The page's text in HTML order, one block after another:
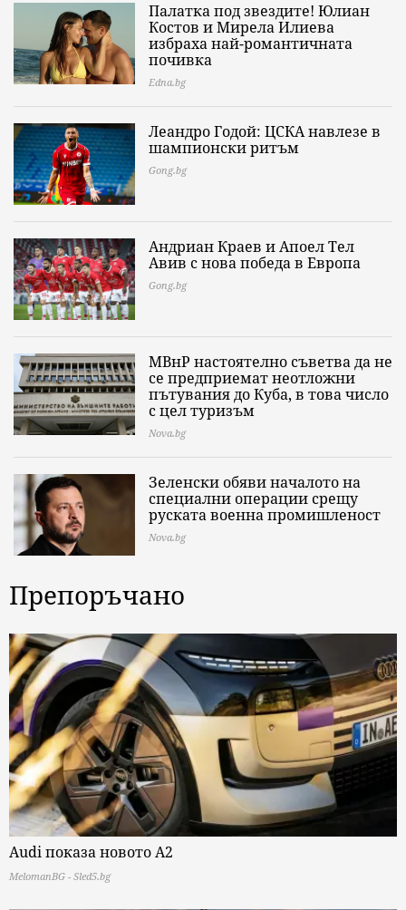
Палатка под звездите! Юлиан
Костов и Мирела Илиева
избраха най-романтичната
почивка
Edna.bg
Леандро Годой: ЦСКА навлезе в
шампионски ритъм
Gong.bg
Андриан Краев и Апоел Тел
Авив с нова победа в Европа
Gong.bg
МВнР настоятелно съветва да не
се предприемат неотложни
пътувания до Куба, в това число
с цел туризъм
Nova.bg
Зеленски обяви началото на
специални операции срещу
руската военна промишленост
Nova.bg
Препоръчано
Audi показа новото A2
MelomanBG - Sled5.bg